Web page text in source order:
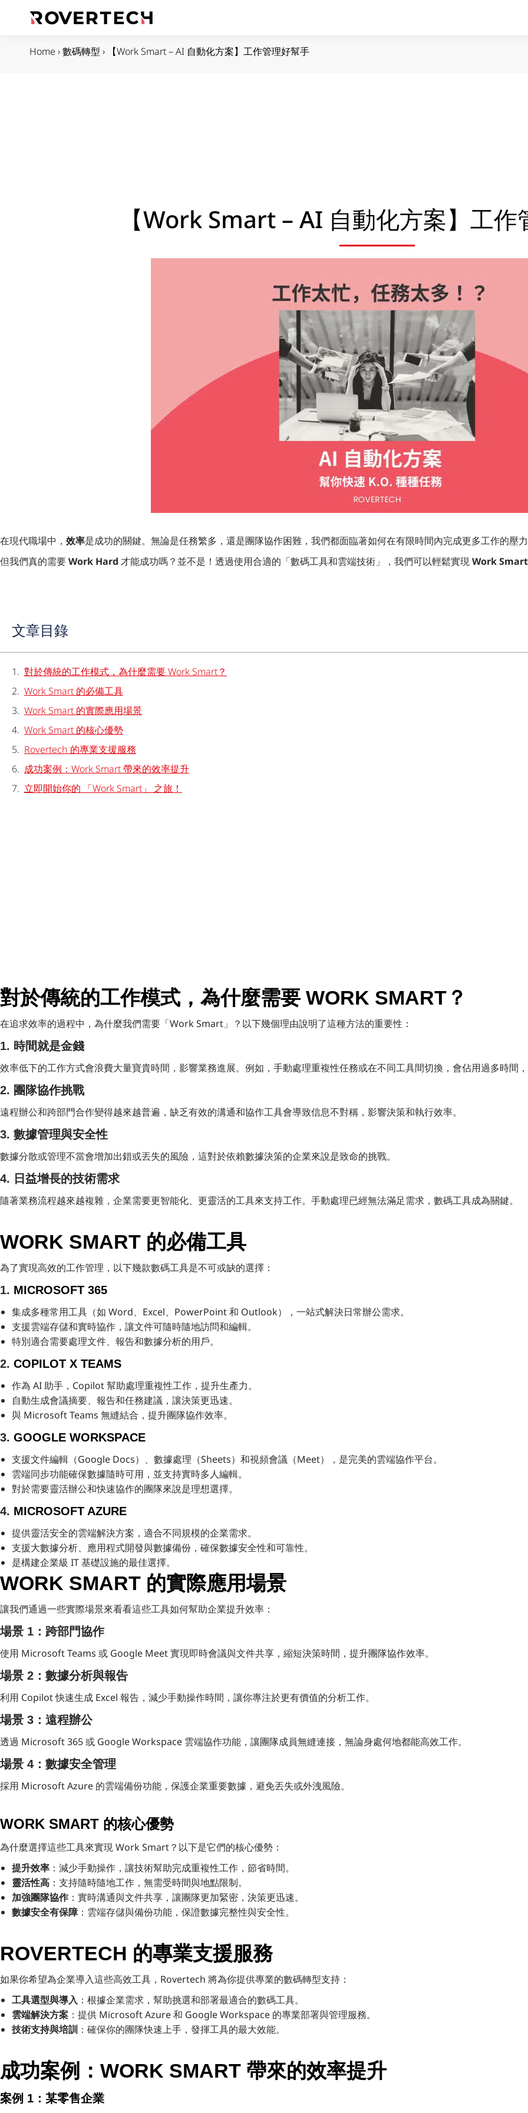
Home ›數碼轉型 › 【Work Smart – AI 自動化方案】工作管理好幫手
【Work Smart – AI 自動化方案】工作
在現代職場中， 效率是成功的關鍵。無論是任務繁多，還是團隊協作困難，我們都面臨著如何在有限時間內完成更多工作的壓力
但我們真的需要Work Hard 才能成功嗎？並不是！透過使用合適的「數碼工具和雲端技術」，我們可以輕鬆實現Work Smart
文章目錄
對於傳統的工作模式，為什麼需要 Work Smart？
Work Smart 的必備工具
Work Smart 的實際應用場景
Work Smart 的核心優勢
Rovertech 的專業支援服務
成功案例：Work Smart 帶來的效率提升
立即開始你的 「Work Smart」 之旅！
對於傳統的工作模式，為什麼需要 WORK SMART？
在追求效率的過程中，為什麼我們需要「Work Smart」？以下幾個理由說明了這種方法的重要性：
1. 時間就是金錢
效率低下的工作方式會浪費大量寶貴時間，影響業務進展。例如，手動處理重複性任務或在不同工具間切換，會佔用過多時間，
2. 團隊協作挑戰
遠程辦公和跨部門合作變得越來越普遍，缺乏有效的溝通和協作工具會導致信息不對稱，影響決策和執行效率。
3. 數據管理與安全性
數據分散或管理不當會增加出錯或丟失的風險，這對於依賴數據決策的企業來說是致命的挑戰。
4. 日益增長的技術需求
隨著業務流程越來越複雜，企業需要更智能化、更靈活的工具來支持工作。手動處理已經無法滿足需求，數碼工具成為關鍵。
WORK SMART 的必備工具
為了實現高效的工作管理，以下幾款數碼工具是不可或缺的選擇：
1. MICROSOFT 365
集成多種常用工具（如 Word、Excel、PowerPoint 和 Outlook），一站式解決日常辦公需求。
支援雲端存儲和實時協作，讓文件可隨時隨地訪問和編輯。
特別適合需要處理文件、報告和數據分析的用戶。
2. COPILOT X TEAMS
作為 AI 助手，Copilot 幫助處理重複性工作，提升生產力。
自動生成會議摘要、報告和任務建議，讓決策更迅速。
與 Microsoft Teams 無縫結合，提升團隊協作效率。
3. GOOGLE WORKSPACE
支援文件編輯（Google Docs）、數據處理（Sheets）和視頻會議（Meet），是完美的雲端協作平台。
雲端同步功能確保數據隨時可用，並支持實時多人編輯。
對於需要靈活辦公和快速協作的團隊來說是理想選擇。
4. MICROSOFT AZURE
提供靈活安全的雲端解決方案，適合不同規模的企業需求。
支援大數據分析、應用程式開發與數據備份，確保數據安全性和可靠性。
是構建企業級 IT 基礎設施的最佳選擇。
WORK SMART 的實際應用場景
讓我們通過一些實際場景來看看這些工具如何幫助企業提升效率：
場景 1：跨部門協作
使用 Microsoft Teams 或 Google Meet 實現即時會議與文件共享，縮短決策時間，提升團隊協作效率。
場景 2：數據分析與報告
利用 Copilot 快速生成 Excel 報告，減少手動操作時間，讓你專注於更有價值的分析工作。
場景 3：遠程辦公
透過 Microsoft 365 或 Google Workspace 雲端協作功能，讓團隊成員無縫連接，無論身處何地都能高效工作。
場景 4：數據安全管理
採用 Microsoft Azure 的雲端備份功能，保護企業重要數據，避免丟失或外洩風險。
WORK SMART 的核心優勢
為什麼選擇這些工具來實現 Work Smart？以下是它們的核心優勢：
提升效率 ：減少手動操作，讓技術幫助完成重複性工作，節省時間。
靈活性高 ：支持隨時隨地工作，無需受時間與地點限制。
加強團隊協作：實時溝通與文件共享，讓團隊更加緊密，決策更迅速。
數據安全有保障：雲端存儲與備份功能，保證數據完整性與安全性。
ROVERTECH 的專業支援服務
如果你希望為企業導入這些高效工具，Rovertech 將為你提供專業的數碼轉型支持：
工具選型與導入 ：根據企業需求，幫助挑選和部署最適合的數碼工具。
雲端解決方案 ：提供 Microsoft Azure 和 Google Workspace 的專業部署與管理服務。
技術支持與培訓 ：確保你的團隊快速上手，發揮工具的最大效能。
成功案例：WORK SMART 帶來的效率提升
案例 1：某零售企業